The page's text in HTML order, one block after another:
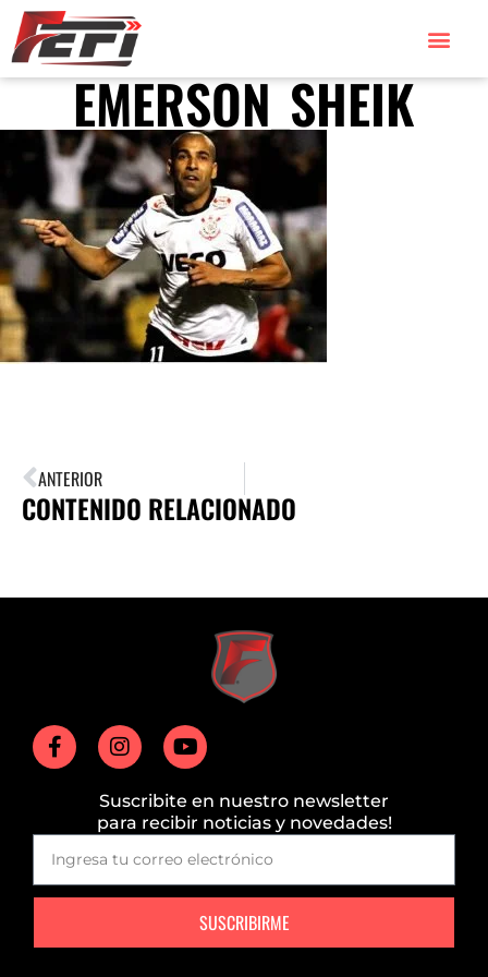
EMERSON_SHEIK
ANTERIOR
CONTENIDO RELACIONADO
Suscribite en nuestro newsletter
para recibir noticias y novedades!
SUSCRIBIRME